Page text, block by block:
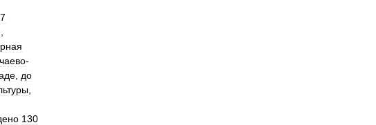
-
до
130